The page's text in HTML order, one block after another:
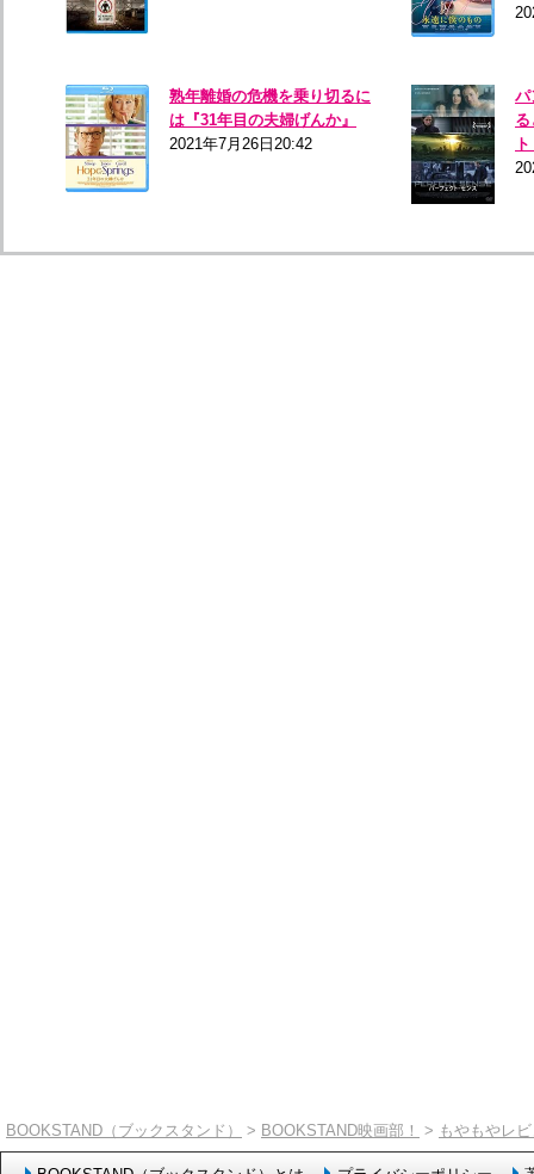
熟年離婚の危機を乗り切るに
は『31年目の夫婦げんか』
2021年7月26日20:42
パ
BOOKSTAND（ブックスタンド） > BOOKSTAND映画部！ > もやもやレ